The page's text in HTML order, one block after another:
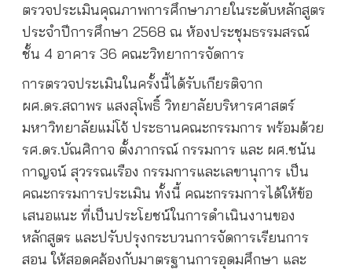
ตรวจประเมินคุณภาพการศึกษาภายในระดับหลักสูตร
ประจำปีการศึกษา 2568 ณ ห้องประชุมธรรมสรณ์
ชั้น 4 อาคาร 36 คณะวิทยาการจัดการ
การตรวจประเมินในครั้งนี้ได้รับเกียรติจาก
ผศ.ดร.สถาพร แสงสุโพธิ์ วิทยาลัยบริหารศาสตร์
มหาวิทยาลัยแม่โจ้ ประธานคณะกรรมการ พร้อมด้วย
รศ.ดร.บัณศิกาจ ตั้งภากรณ์ กรรมการ และ ผศ.ชนัน
กาญจน์ สุวรรณเรือง กรรมการและเลขานุการ เป็น
คณะกรรมการประเมิน ทั้งนี้ คณะกรรมการได้ให้ข้อ
เสนอแนะ ที่เป็นประโยชน์ในการดำเนินงานของ
หลักสูตร และปรับปรุงกระบวนการจัดการเรียนการ
สอน ให้สอดคล้องกับมาตรฐานการอุดมศึกษา และ